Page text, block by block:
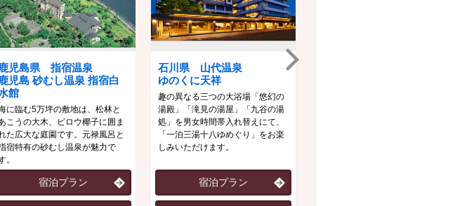
児島県 指宿温泉
児島 砂むし温泉 指宿白
館
に臨む5万坪の敷地は、松林と
こうの大木、ビロウ椰子に囲ま
た広大な庭園です。元禄風呂と
宿特有の砂むし温泉が魅力で
。
宿泊プラン
石川県 山代温泉
ゆのくに天祥
趣の異なる三つの大浴場「悠幻の
湯殿」「滝見の湯屋」「九谷の湯
処」を男女時間帯入れ替えにて、
「一泊三湯十八ゆめぐり」をお楽
しみいただけます。
宿泊プラン